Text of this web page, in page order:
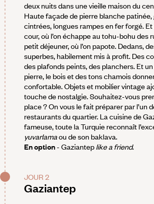
deux nuits dans une vieille maison du
Haute façade de pierre blanche
cintrées, longues rampes en fer forgé.
cour, où l’on échappe au tohu-bohu des
petit déjeuner, où l’on papote. Dedans,
superbes, habilement mis à profit. Des
des plafonds peints, des planchers. Et
pierre, le bois et des tons chamois
confortable. Objets et mobilier vintage
touche de nostalgie. Souhaitez-vous
place ? On vous le fait préparer par l’un
restaurants du quartier. La cuisine de
fameuse, toute la Turquie reconnaît
yuvarlamaou de son baklava.
En option- Gaziantep like a friend.
JOUR 2
Gaziantep